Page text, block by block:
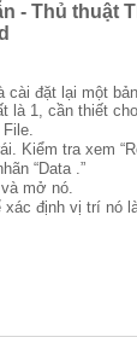
- Thủ thuật
cài đặt lại một
là 1, cần thiết
Kiểm tra xem
“Data .”
mở nó.
định vị trí nó